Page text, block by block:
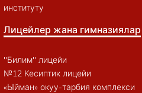
институту
Лицейлер жана гимназиялар
"Билим" лицейи
№12 Кесиптик лицейи
«Ыйман» окуу-тарбия комплекси